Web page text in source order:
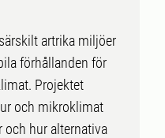
artrika miljöer
förhållanden för
Projektet
och mikroklimat
och hur alternativa